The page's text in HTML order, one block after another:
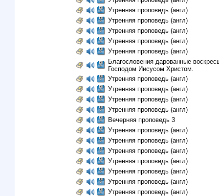
Утренняя проповедь (англ)
Утренняя проповедь (англ)
Утренняя проповедь (англ)
Утренняя проповедь (англ)
Утренняя проповедь (англ)
Благословения дарованные
Господом Иисусом Христом.
Утренняя проповедь (англ)
Утренняя проповедь (англ)
Утренняя проповедь (англ)
Утренняя проповедь (англ)
Вечерняя проповедь 3
Утренняя проповедь (англ)
Утренняя проповедь (англ)
Утренняя проповедь (англ)
Утренняя проповедь (англ)
Утренняя проповедь (англ)
Утренняя проповедь (англ)
Утренняя проповедь (англ)